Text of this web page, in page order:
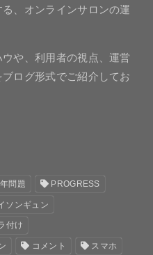
る、オンラインサロンの運
や、利用者の視点、運営
ログ形式でご紹介してお
問題 PROGRESS
ソンギュン
付け
コメント スマホ